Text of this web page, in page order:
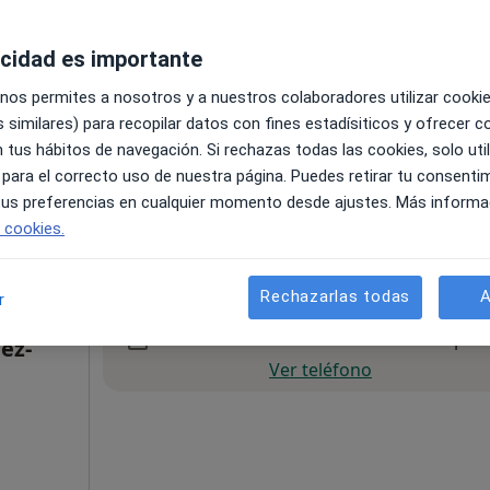
de Odón • Mapa
Ver teléfono
es importante
permites a nosotros y a nuestros colaboradores utilizar
similares) para recopilar datos con fines estadísiticos y ofrecer
tus hábitos de navegación. Si rechazas todas las cookies, solo
el correcto uso de nuestra página. Puedes retirar tu
preferencias en cualquier momento desde ajustes. Más
Rechazarlas todas